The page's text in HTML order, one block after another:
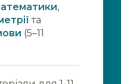
,
та
(5–11